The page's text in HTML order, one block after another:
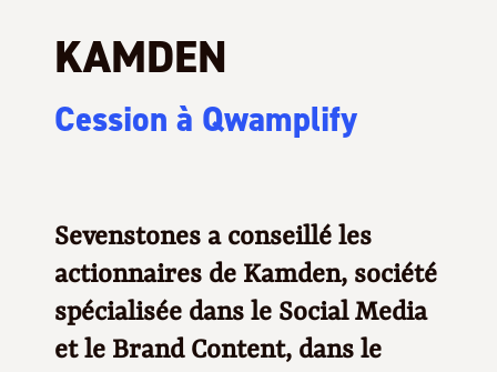
KAMDEN
Cession à Qwamplify
Sevenstones a conseillé les
actionnaires de Kamden, société
spécialisée dans le Social Media
et le Brand Content, dans le